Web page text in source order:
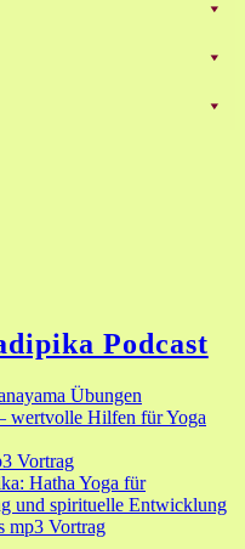
Podcast
Übungen
wertvolle Hilfen für Yoga
Vortrag
Hatha Yoga für
und spirituelle Entwicklung
mp3 Vortrag